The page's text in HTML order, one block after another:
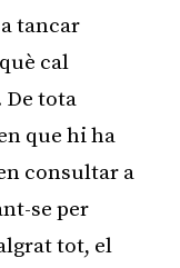
tancar
cal
De tota
que hi ha
consultar a
se per
tot, el